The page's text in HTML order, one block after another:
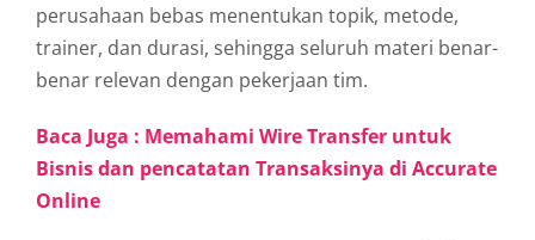
perusahaan bebas menentukan topik, metode,
trainer, dan durasi, sehingga seluruh materi benar-
benar relevan dengan pekerjaan tim.
Baca Juga : Memahami Wire Transfer untuk
Bisnis dan pencatatan Transaksinya di Accurate
Online